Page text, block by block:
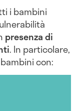
i bambini
presenza di
. In particolare,
con: